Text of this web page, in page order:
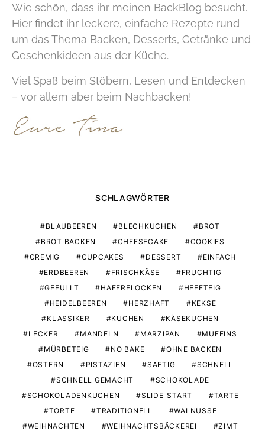
Wie schön, dass ihr meinen BackBlog besucht.
Hier findet ihr leckere, einfache Rezepte rund
um das Thema Backen, Desserts, Getränke und
Geschenkideen aus der Küche.
Viel Spaß beim Stöbern, Lesen und Entdecken
– vor allem aber beim Nachbacken!
SCHLAGWÖRTER
BLAUBEEREN BLECHKUCHEN
BROT
BROT BACKEN
CHEESECAKE
COOKIES
CREMIG
CUPCAKES DESSERT
EINFACH
ERDBEEREN
FRISCHKÄSE
FRUCHTIG
GEFÜLLT
HAFERFLOCKEN
HEFETEIG
HEIDELBEEREN
HERZHAFT
KEKSE
KLASSIKER
KUCHEN
KÄSEKUCHEN
LECKER
MANDELN MARZIPAN
MUFFINS
MÜRBETEIG
NO BAKE
OHNE BACKEN
OSTERN
PISTAZIEN SAFTIG
SCHNELL
SCHNELL GEMACHT
SCHOKOLADE
SCHOKOLADENKUCHEN
SLIDE_START
TARTE
TORTE
TRADITIONELL
WALNÜSSE
WEIHNACHTEN
WEIHNACHTSBÄCKEREI
ZIMT